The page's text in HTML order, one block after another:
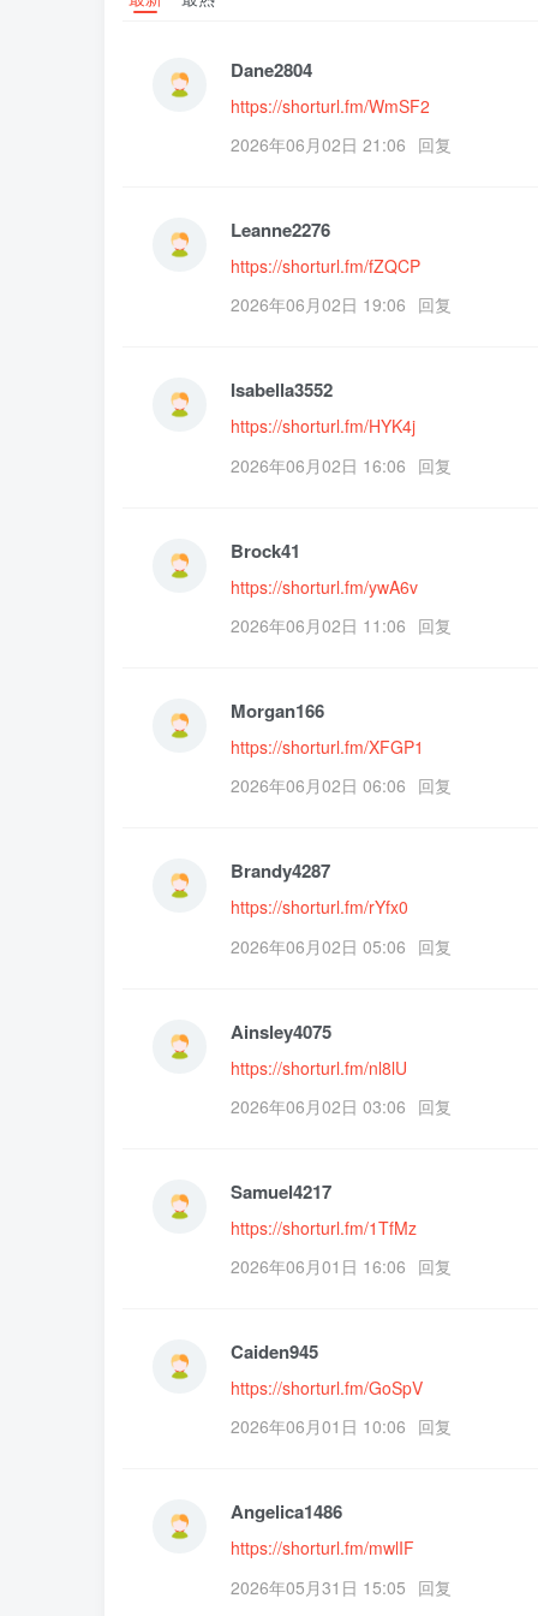
Dane2804
https://shorturl.fm/WmSF2
2026年06月02日 21:06 回复
Leanne2276
https://shorturl.fm/fZQCP
2026年06月02日 19:06 回复
Isabella3552
https://shorturl.fm/HYK4j
2026年06月02日 16:06 回复
Brock41
https://shorturl.fm/ywA6v
2026年06月02日 11:06 回复
Morgan166
https://shorturl.fm/XFGP1
2026年06月02日 06:06 回复
Brandy4287
https://shorturl.fm/rYfx0
2026年06月02日 05:06 回复
Ainsley4075
https://shorturl.fm/nl8lU
2026年06月02日 03:06 回复
Samuel4217
https://shorturl.fm/1TfMz
2026年06月01日 16:06 回复
Caiden945
https://shorturl.fm/GoSpV
2026年06月01日 10:06 回复
Angelica1486
https://shorturl.fm/mwlIF
2026年05月31日 15:05 回复